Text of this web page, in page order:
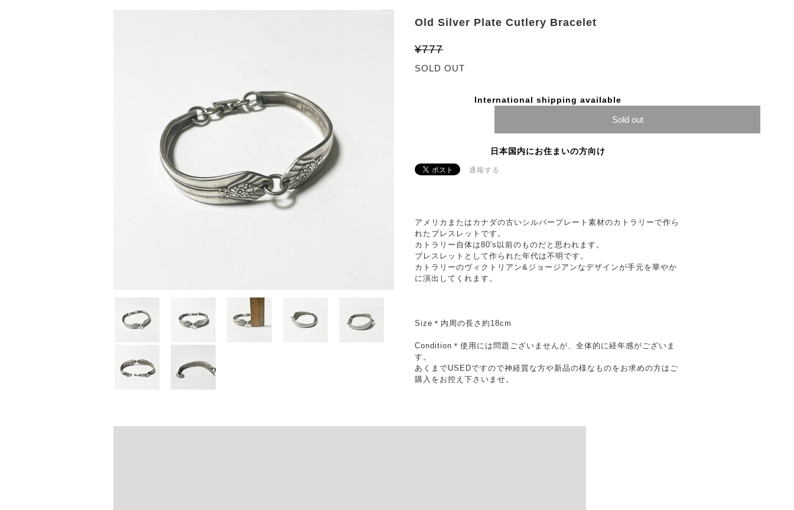
Old Silver Plate Cutlery Bracelet
¥777
SOLD OUT
International shipping available
Sold out
日本国内にお住まいの方向け
通報する
アメリカまたはカナダの古いシルバープレート素材のカトラリーで作ら
れたブレスレットです。
カトラリー自体は80's以前のものだと思われます。
ブレスレットとして作られた年代は不明です。
カトラリーのヴィクトリアン&ジョージアンなデザインが手元を華やか
に演出してくれます。
Size＊内周の長さ約18cm
Condition＊使用には問題ございませんが、全体的に経年感がございま
す。
あくまでUSEDですので神経質な方や新品の様なものをお求めの方はご
購入をお控え下さいませ。